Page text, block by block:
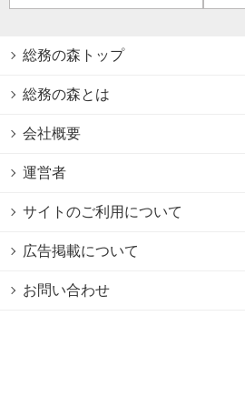
総務の森トップ
総務の森とは
会社概要
運営者
サイトのご利用について
広告掲載について
お問い合わせ